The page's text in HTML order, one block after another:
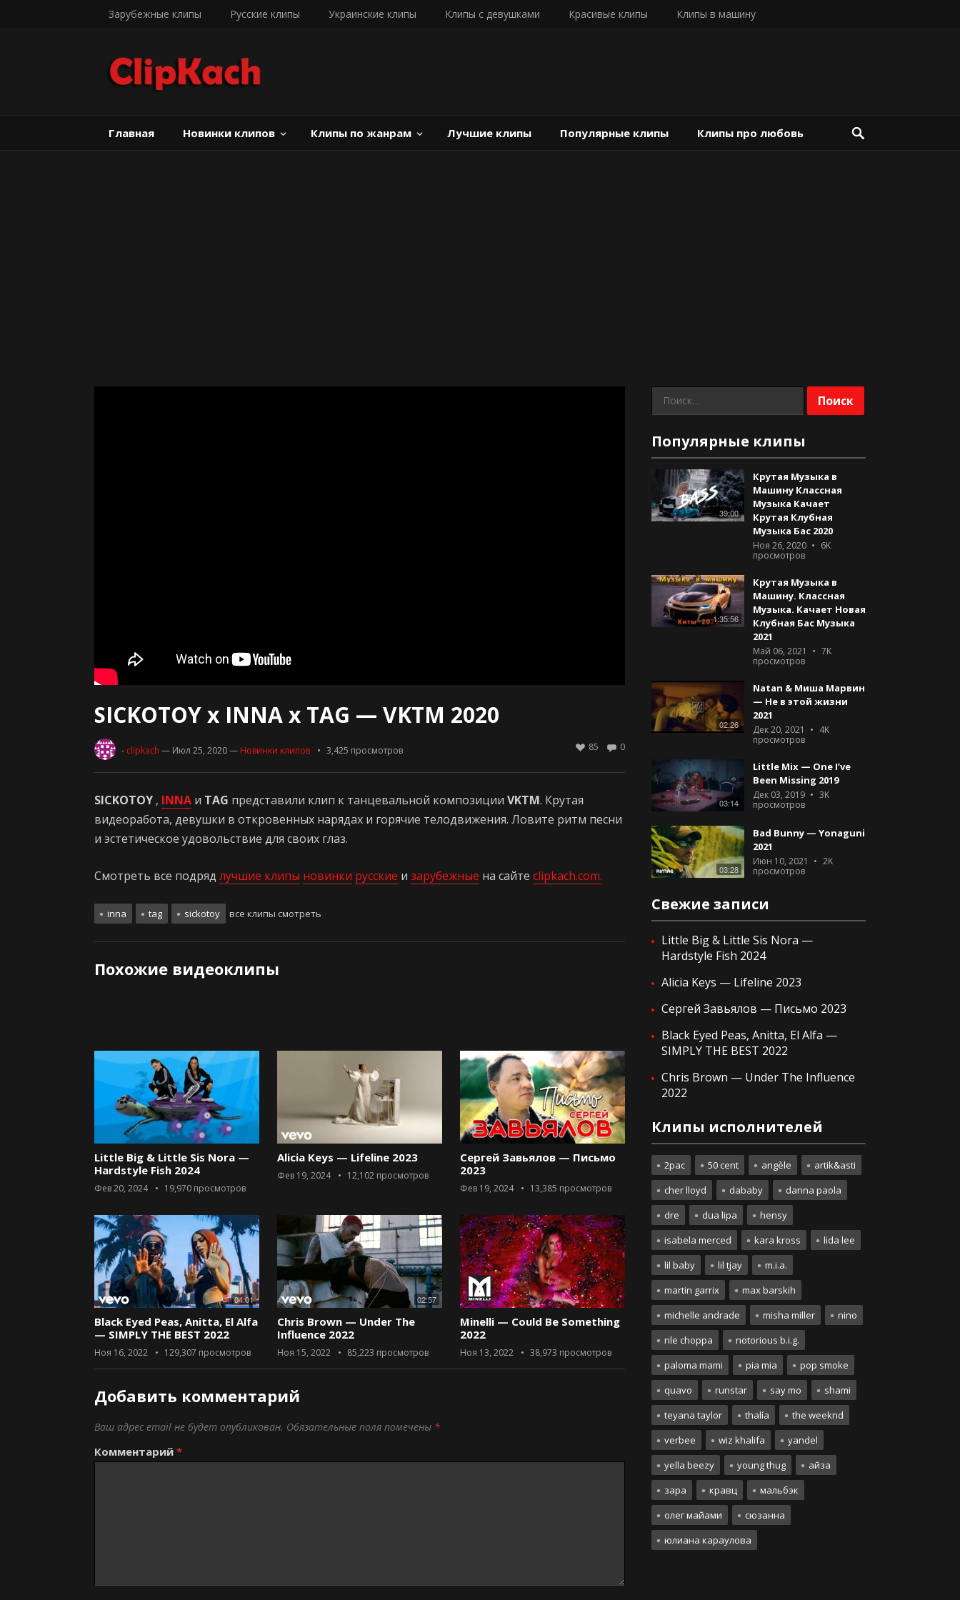
Зарубежные клипы Русские клипы Украинские клипы Клипы с девушками Красивые клипы Клипы в машину
Главная Новинки клипов Клипы по жанрам Лучшие клипы Популярные клипы Клипы про любовь
SICKOTOY x INNA x TAG — VKTM 2020
- clipkach — Июл 25, 2020— Новинки клипов 3,425 просмотров 0
85
SICKOTOY , INNA и TAG представили клип к танцевальной композиции VKTM. Крутая
видеоработа, девушки в откровенных нарядах и горячие телодвижения. Ловите ритм песни
и эстетическое удовольствие для своих глаз.
Смотреть все подряд лучшие клипы новинки русские и зарубежные на сайте clipkach.com.
inna tag sickotoy все клипы смотреть
Похожие видеоклипы
Little Big & Little Sis Nora —
Hardstyle Fish 2024
Фев 20, 2024 19,970 просмотров
Alicia Keys — Lifeline 2023
Фев 19, 2024 12,102 просмотров
Сергей Завьялов — Письмо
2023
Фев 19, 2024 13,385 просмотров
04:01
Black Eyed Peas, Anitta, El Alfa
— SIMPLY THE BEST 2022
Ноя 16, 2022 129,307 просмотров
02:57
Chris Brown — Under The
Influence 2022
Ноя 15, 2022 85,223 просмотров
Minelli — Could Be Something
2022
Ноя 13, 2022 38,973 просмотров
Добавить комментарий
Ваш адрес email не будет опубликован. Обязательные поля помечены *
Комментарий *
Найти:
Популярные клипы
39:00
Крутая Музыка в
Машину Классная
Музыка Качает
Крутая Клубная
Музыка Бас 2020
Ноя 26, 2020
6K
просмотров
1:35:56
Крутая Музыка в
Машину. Классная
Музыка. Качает Новая
Клубная Бас Музыка
2021
Май 06, 2021
7K
просмотров
02:26
Natan & Миша Марвин
— Не в этой жизни
2021
Дек 20, 2021
4K
просмотров
03:14
Little Mix — One I’ve
Been Missing 2019
Дек 03, 2019
3K
просмотров
03:28
Bad Bunny — Yonaguni
2021
Июн 10, 2021
2K
просмотров
Свежие записи
Little Big & Little Sis Nora —
Hardstyle Fish 2024
Alicia Keys — Lifeline 2023
Сергей Завьялов — Письмо 2023
Black Eyed Peas, Anitta, El Alfa —
SIMPLY THE BEST 2022
Chris Brown — Under The Influence
2022
Клипы исполнителей
2pac 50 cent angèle
artik&asti
cher lloyd
dababy
danna paola
dre
dua lipa
hensy
isabela merced
kara kross
lida lee
lil baby
lil tjay
m.i.a.
martin garrix
max barskih
michelle andrade
misha miller
nino
nle choppa
notorious b.i.g.
paloma mami
pia mia
pop smoke
quavo
runstar say mo
shami
teyana taylor
thalía
the weeknd
verbee
wiz khalifa
yandel
yella beezy
young thug
айза
зара
кравц
мальбэк
олег майами
сюзанна
юлиана караулова